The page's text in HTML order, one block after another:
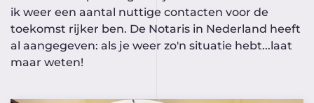
ik weer een aantal nuttige contacten voor de
toekomst rijker ben. De Notaris in Nederland heeft
al aangegeven: als je weer zo'n situatie hebt...laat
maar weten!